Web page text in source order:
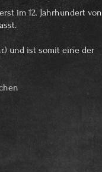
im 12. Jahrhundert von
und ist somit eine der